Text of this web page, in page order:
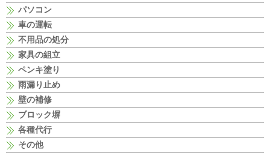
パソコン
車の運転
不用品の処分
家具の組立
ペンキ塗り
雨漏り止め
壁の補修
ブロック塀
各種代行
その他